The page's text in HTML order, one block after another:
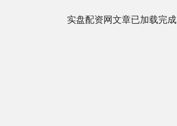
实盘配资网文章已加载完成